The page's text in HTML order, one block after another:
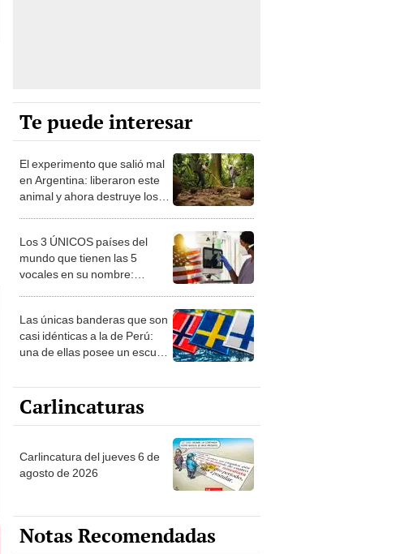
Te puede interesar
El experimento que salió mal
en Argentina: liberaron este
animal y ahora destruye los
Los 3 ÚNICOS países del
mundo que tienen las 5
vocales en su nombre:
Las únicas banderas que son
casi idénticas a la de Perú:
una de ellas posee un escudo
Carlincaturas
Carlincatura del jueves 6 de
agosto de 2026
Notas Recomendadas